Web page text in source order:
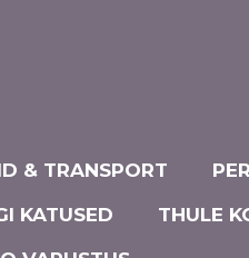
& TRANSPORT
KATUSED
THULE